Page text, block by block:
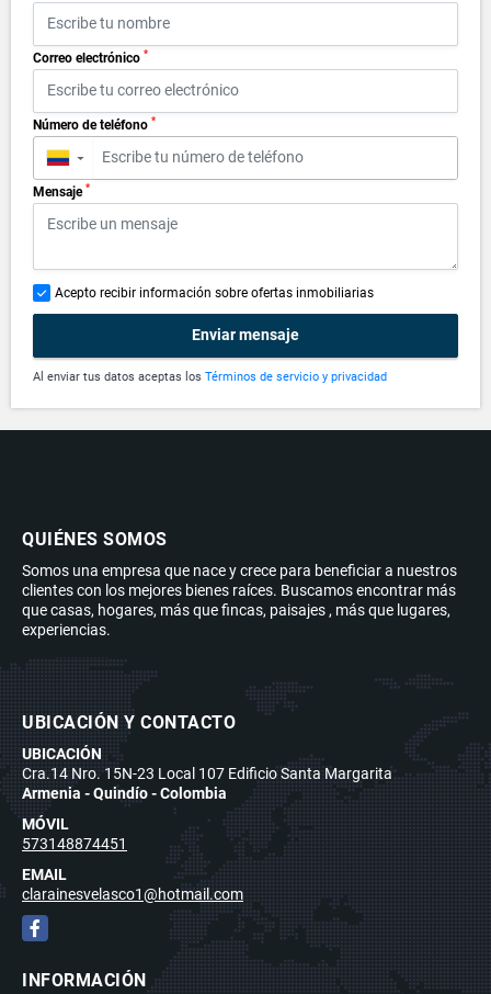
Correo electrónico *
Número de teléfono *
▼
Mensaje *
Acepto recibir información sobre ofertas inmobiliarias
Enviar mensaje
Al enviar tus datos aceptas los Términos de servicio y privacidad
QUIÉNES SOMOS
Somos una empresa que nace y crece para beneficiar a nuestros
clientes con los mejores bienes raíces. Buscamos encontrar más
que casas, hogares, más que fincas, paisajes , más que lugares,
experiencias.
UBICACIÓN Y CONTACTO
UBICACIÓN
Cra.14 Nro. 15N-23 Local 107 Edificio Santa Margarita
Armenia - Quindío - Colombia
MÓVIL
573148874451
EMAIL
clarainesvelasco1@hotmail.com
Facebook
INFORMACIÓN